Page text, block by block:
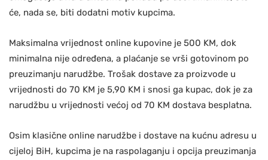
će, nada se, biti dodatni motiv kupcima.
Maksimalna vrijednost online kupovine je 500 KM, dok
minimalna nije određena, a plaćanje se vrši gotovinom po
preuzimanju narudžbe. Trošak dostave za proizvode u
vrijednosti do 70 KM je 5,90 KM i snosi ga kupac, dok je za
narudžbu u vrijednosti većoj od 70 KM dostava besplatna.
Osim klasične online narudžbe i dostave na kućnu adresu u
cijeloj BiH, kupcima je na raspolaganju i opcija preuzimanja